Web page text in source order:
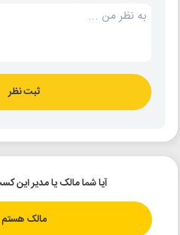
ثبت نظر
آیا شما مالک یا مدیر این
مالک هستم